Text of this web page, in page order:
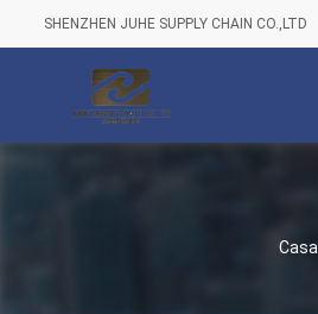
SHENZHEN JUHE SUPPLY CHAIN CO.,LTD
Casa